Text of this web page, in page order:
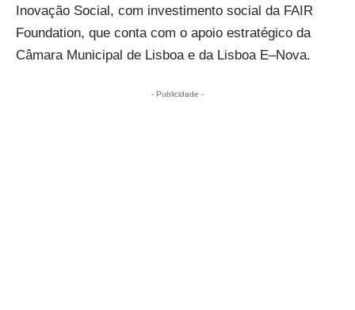
Inovação Social, com investimento social da FAIR
Foundation, que conta com o apoio estratégico da
Câmara Municipal de Lisboa e da Lisboa E–Nova.
- Publicidade -